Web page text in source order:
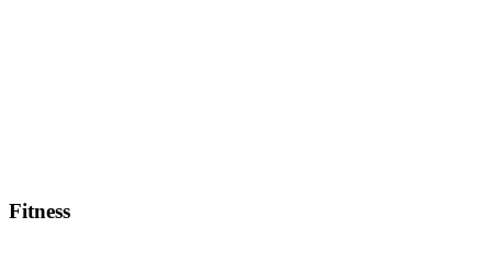
Fitness